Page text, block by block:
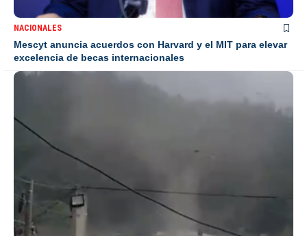
NACIONALES
Mescyt anuncia acuerdos con Harvard y el MIT para elevar
excelencia de becas internacionales